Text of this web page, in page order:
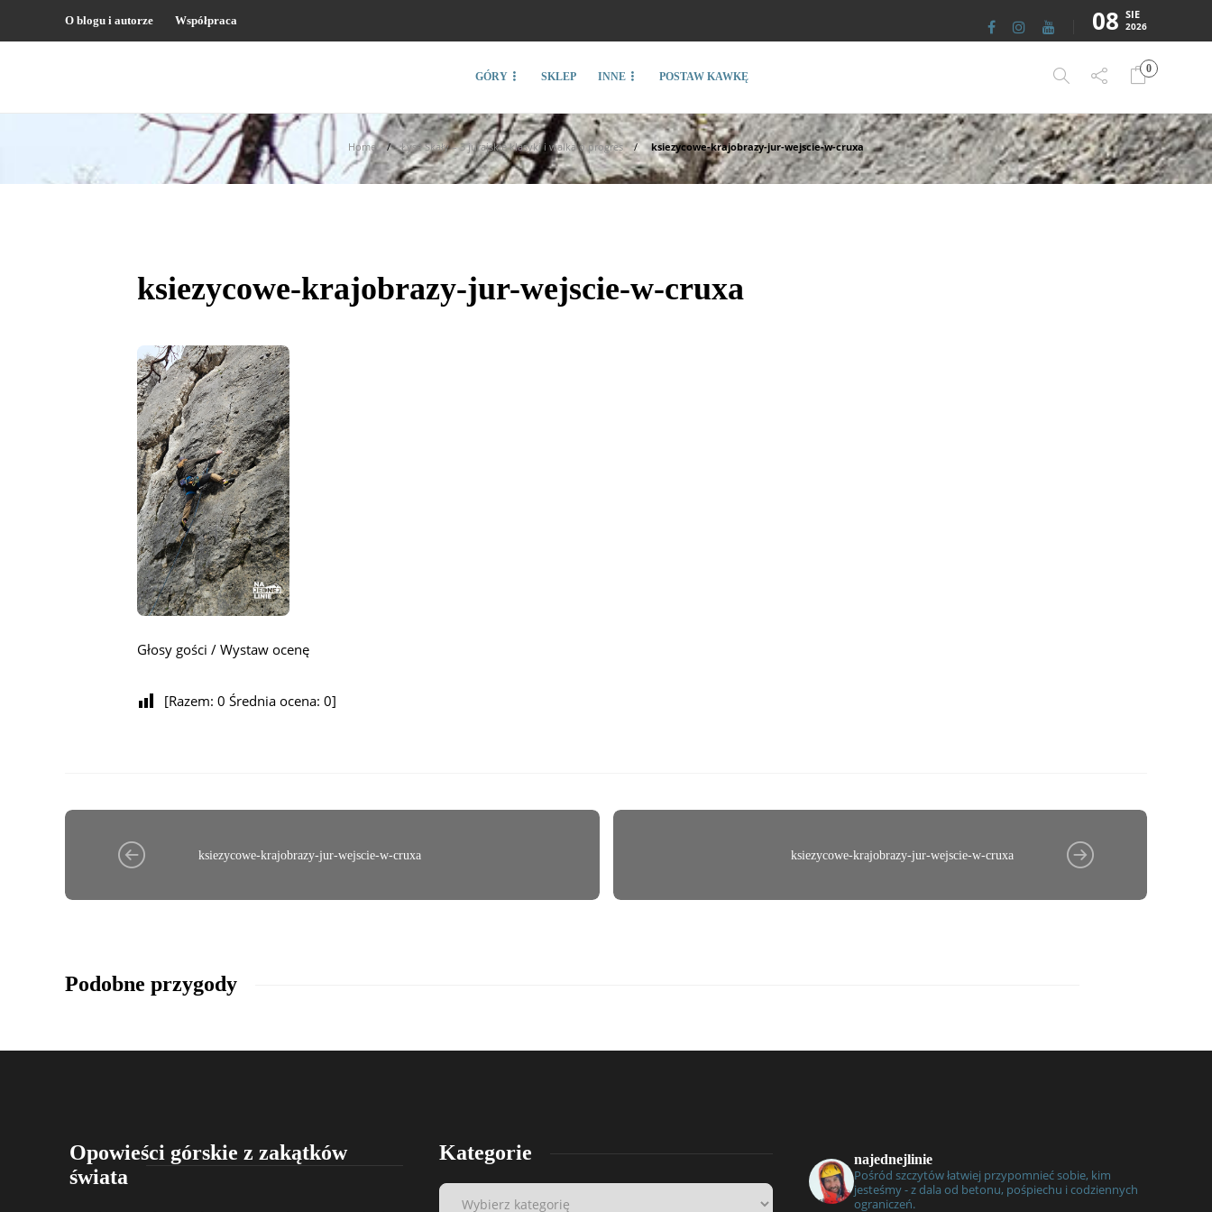
O blogu i autorze Współpraca 08 SIE
2026
GÓRY SKLEP INNE POSTAW KAWKĘ
0
Home Łyse Skały – 3 jurajskie klasyki i walka o progres ksiezycowe-krajobrazy-jur-wejscie-w-cruxa
ksiezycowe-krajobrazy-jur-wejscie-w-cruxa
Głosy gości / Wystaw ocenę
[Razem: 0 Średnia ocena: 0]
ksiezycowe-krajobrazy-jur-wejscie-w-cruxa ksiezycowe-krajobrazy-jur-wejscie-w-cruxa
Podobne przygody
Opowieści górskie z zakątków
świata
Kategorie najednejlinie
Pośród szczytów łatwiej przypomnieć sobie, kim
jesteśmy - z dala od betonu, pośpiechu i codziennych
ograniczeń.